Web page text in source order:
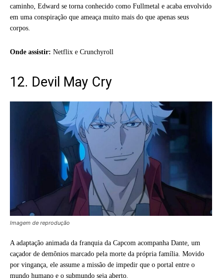
caminho, Edward se torna conhecido como Fullmetal e acaba envolvido
em uma conspiração que ameaça muito mais do que apenas seus
corpos.
Onde assistir: Netflix e Crunchyroll
12. Devil May Cry
Imagem de reprodução
A adaptação animada da franquia da Capcom acompanha Dante, um
caçador de demônios marcado pela morte da própria família. Movido
por vingança, ele assume a missão de impedir que o portal entre o
mundo humano e o submundo seja aberto.